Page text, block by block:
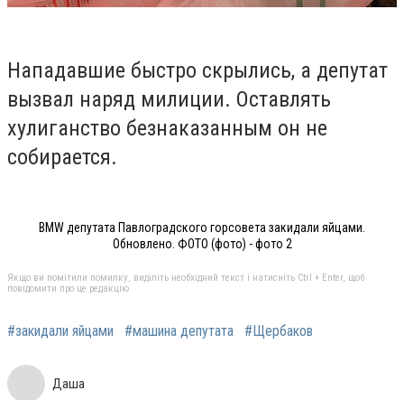
Нападавшие быстро скрылись, а депутат
вызвал наряд милиции. Оставлять
хулиганство безнаказанным он не
собирается.
BMW депутата Павлоградского горсовета закидали яйцами.
Обновлено. ФОТО (фото) - фото 2
Якщо ви помітили помилку, виділіть необхідний текст і натисніть Ctrl + Enter, щоб
повідомити про це редакцію
#закидали яйцами #машина депутата #Щербаков
Даша